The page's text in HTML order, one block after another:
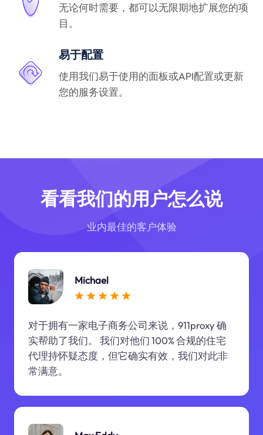
无论何时需要，都可以无限期地扩展您的项
目。
易于配置
使用我们易于使用的面板或API配置或更新
您的服务设置。
看看我们的用户怎么说
业内最佳的客户体验
Michael
对于拥有一家电子商务公司来说，911proxy 确
实帮助了我们。 我们对他们 100% 合规的住宅
代理持怀疑态度，但它确实有效，我们对此非
常满意。